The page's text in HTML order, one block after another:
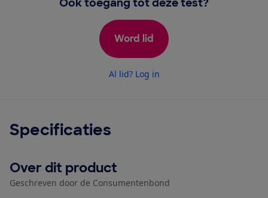
Word lid
Al lid? Log in
Specificaties
Over dit product
Geschreven door de Consumentenbond